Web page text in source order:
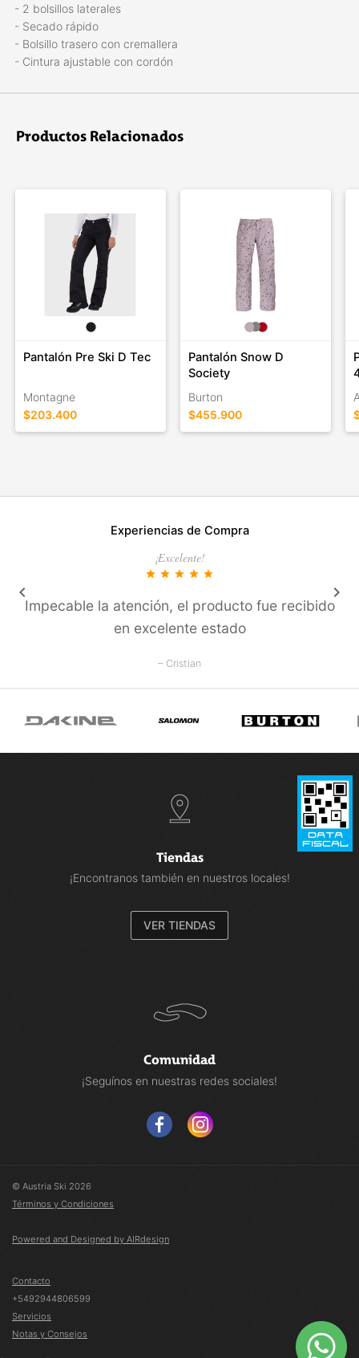
- 2 bolsillos laterales
- Secado rápido
- Bolsillo trasero con cremallera
- Cintura ajustable con cordón
Productos Relacionados
Pantalón Pre Ski D Tec
Montagne
$203.400
Pantalón Snow D
Society
Burton
$455.900
Experiencias de Compra
¡Excelente!
star star star star star
Impecable la atención, el producto fue recibido
en excelente estado
– Cristian
keyboard_arrow_left keyboard_arrow_right
Tiendas
¡Encontranos también en nuestros locales!
VER TIENDAS
Comunidad
¡Seguínos en nuestras redes sociales!
© Austria Ski 2026
Términos y Condiciones
Powered and Designed by AIRdesign
Contacto
+5492944806599
Servicios
Notas y Consejos